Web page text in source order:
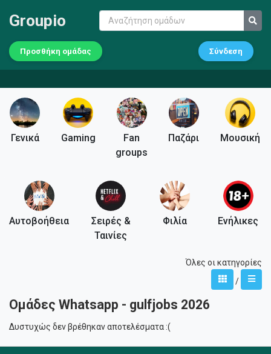
Groupio
Προσθήκη ομάδας Σύνδεση
Γενικά Gaming
Fan
groups
Παζάρι Μουσική
Αυτοβοήθεια
Σειρές &
Ταινίες
Φιλία Ενήλικες
Όλες οι κατηγορίες
/
Ομάδες Whatsapp - gulfjobs 2026
Δυστυχώς δεν βρέθηκαν αποτελέσματα :(